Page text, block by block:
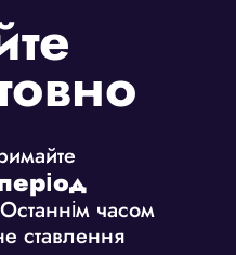
часом
ставлення